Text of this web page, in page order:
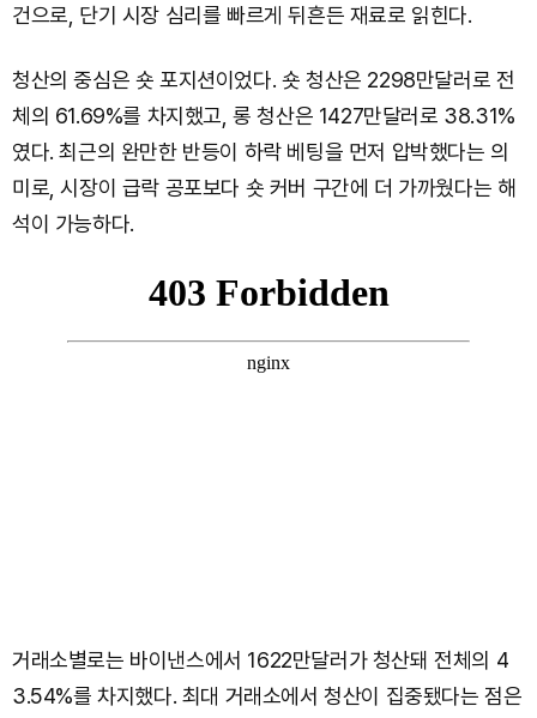
건으로, 단기 시장 심리를 빠르게 뒤흔든 재료로 읽힌다.
청산의 중심은 숏 포지션이었다. 숏 청산은 2298만달러로 전
체의 61.69%를 차지했고, 롱 청산은 1427만달러로 38.31%
였다. 최근의 완만한 반등이 하락 베팅을 먼저 압박했다는 의
미로, 시장이 급락 공포보다 숏 커버 구간에 더 가까웠다는 해
석이 가능하다.
거래소별로는 바이낸스에서 1622만달러가 청산돼 전체의 4
3.54%를 차지했다. 최대 거래소에서 청산이 집중됐다는 점은